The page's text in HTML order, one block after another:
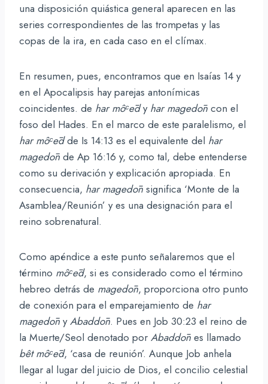
una disposición quiástica general aparecen en las
series correspondientes de las trompetas y las
copas de la ira, en cada caso en el clímax.
En resumen, pues, encontramos que en Isaías 14 y
en el Apocalipsis hay parejas antonímicas
coincidentes. de har môᶜēdy har magedōn con el
foso del Hades. En el marco de este paralelismo, el
har môᶜēdde Is 14:13 es el equivalente del har
magedōn de Ap 16:16 y, como tal, debe entenderse
como su derivación y explicación apropiada. En
consecuencia, har magedōn significa ‘Monte de la
Asamblea/Reunión’ y es una designación para el
reino sobrenatural.
Como apéndice a este punto señalaremos que el
término môᶜēd, si es considerado como el término
hebreo detrás de magedōn, proporciona otro punto
de conexión para el emparejamiento de har
magedōn yAbaddōn. Pues en Job 30:23 el reino de
la Muerte/Seol denotado por Abaddōn es llamado
bêt môᶜēd, ‘casa de reunión’. Aunque Job anhela
llegar al lugar del juicio de Dios, el concilio celestial